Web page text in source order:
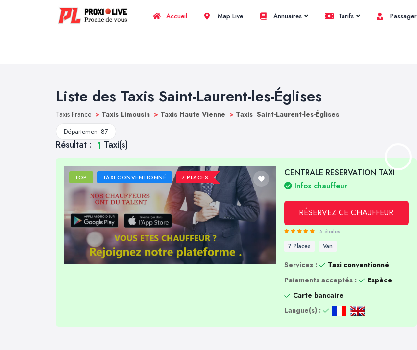
Accueil Map Live Annuaires Tarifs Passager
Liste des Taxis Saint-Laurent-les-Églises
Taxis France > Taxis Limousin > Taxis Haute Vienne > Taxis Saint-Laurent-les-Églises
Département 87
Résultat : 1 Taxi(s)
TOP TAXI CONVENTIONNÉ 7 PLACES
CENTRALE RESERVATION TAXI
Infos chauffeur
RÉSERVEZ CE CHAUFFEUR
5 étoiles
7 Places Van
Services :
Taxi conventionné
Paiements acceptés :
Espèce
Carte bancaire
Langue(s) :